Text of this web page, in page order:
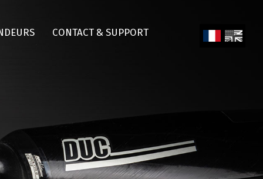
CONTACT & SUPPORT
Engl